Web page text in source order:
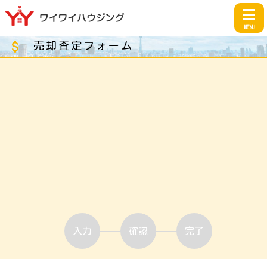
MENU
attach_money 売却査定フォーム
入力 確認 完了